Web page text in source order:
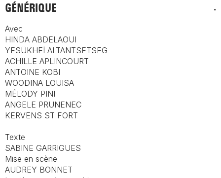
GÉNÉRIQUE
Avec
HINDA ABDELAOUI
YESÜKHEÏ ALTANTSETSEG
ACHILLE APLINCOURT
ANTOINE KOBI
WOODINA LOUISA
MÉLODY PINI
ANGELE PRUNENEC
KERVENS ST FORT
Texte
SABINE GARRIGUES
Mise en scène
AUDREY BONNET